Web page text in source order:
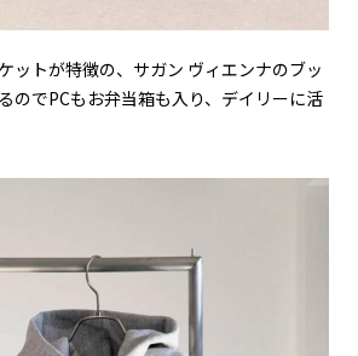
ットが特徴の、サガン ヴィエンナのブッ
のでPCもお弁当箱も入り、デイリーに活